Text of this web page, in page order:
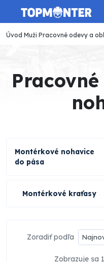
Úvod Muži Pracovné odevy a
Montérkové nohavice
do pása
Montérkové kraťasy
Zoradiť podľa
Zobrazuje sa